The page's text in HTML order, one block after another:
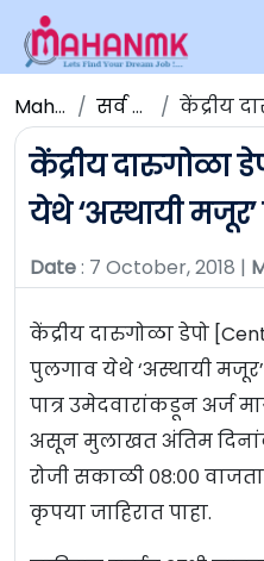
Maha NMK सर्व जाहिराती केंद्रीय दारुगोळा
केंद्रीय दारुगोळा
येथे ‘अस्थायी मजूर’
Date: 7 October, 2018 |
केंद्रीय दारुगोळा डेपो
पुलगाव येथे ‘अस्थायी मजूर’
पात्र उमेदवारांकडून अर्ज
असून मुलाखत अंतिम
रोजी सकाळी ०८:००
कृपया जाहिरात पाहा.